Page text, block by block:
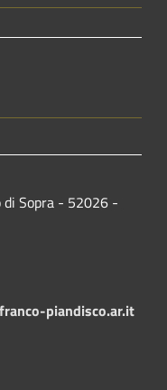
di Sopra - 52026 -
piandisco.ar.it